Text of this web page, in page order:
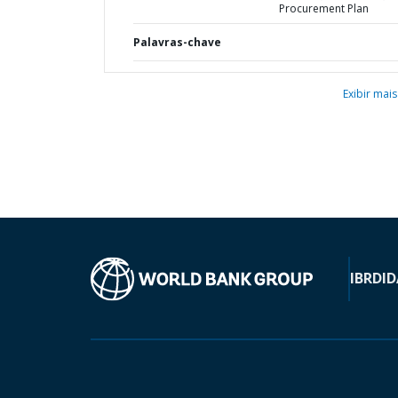
Procurement Plan
Palavras-chave
Exibir mais
IBRD